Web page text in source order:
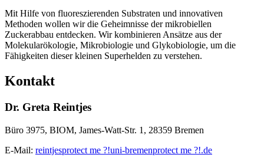
Mit Hilfe von fluoreszierenden Substraten und innovativen
Methoden wollen wir die Geheimnisse der mikrobiellen
Zuckerabbau entdecken. Wir kombinieren Ansätze aus der
Molekularökologie, Mikrobiologie und Glykobiologie, um die
Fähigkeiten dieser kleinen Superhelden zu verstehen.
Kontakt
Dr. Greta Reintjes
Büro 3975, BIOM, James-Watt-Str. 1, 28359 Bremen
E-Mail: reintjesprotect me ?!uni-bremenprotect me ?!.de